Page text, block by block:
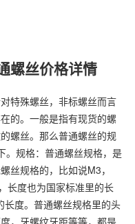
螺丝价格详情
特殊螺丝，非标螺丝而言
的。一般是指有现货的螺
螺丝。那么普通螺丝的规
。规格：普通螺丝规格，是
丝规格的，比如说M3，
长度也为国家标准里的长
度。普通螺丝规格里的头